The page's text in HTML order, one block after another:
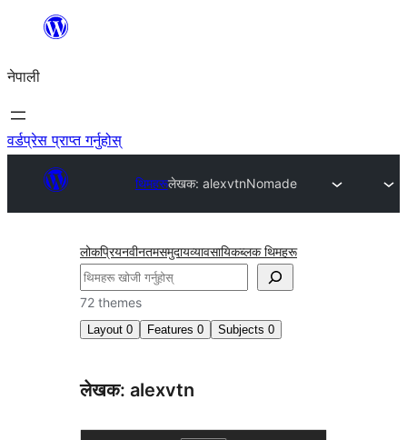
सामग्रीमा
नेपाली
वर्डप्रेस प्राप्त गर्नुहोस्
थिमहरूलेखक: alexvtnNomade
लोकप्रियनवीनतमसमुदायव्यावसायिकब्लक थिमहरू
खोज्नुहोस्
72 themes
Layout 0 Features 0 Subjects 0
लेखक: alexvtn